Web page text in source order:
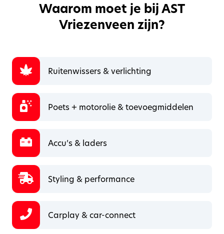
Waarom moet je bij AST
Vriezenveen zijn?
Ruitenwissers & verlichting
Poets + motorolie & toevoegmiddelen
Accu’s & laders
Styling & performance
Carplay & car-connect